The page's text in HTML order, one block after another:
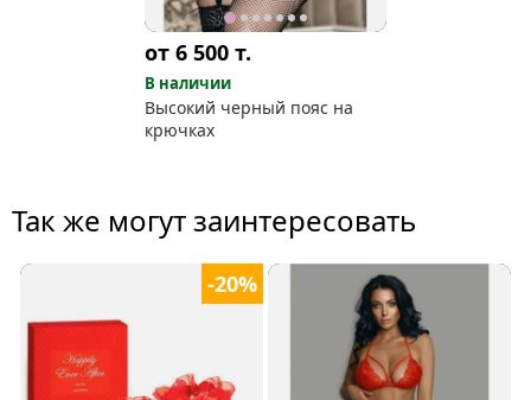
от 6 500 т.
В наличии
Высокий черный пояс на
крючках
Так же могут заинтересовать
-20%